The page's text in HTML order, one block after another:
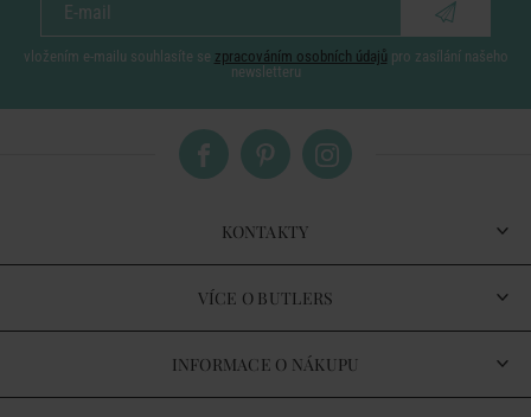
vložením e-mailu souhlasíte se zpracováním osobních údajů pro zasílání našeho
newsletteru
KONTAKTY
VÍCE O BUTLERS
INFORMACE O NÁKUPU